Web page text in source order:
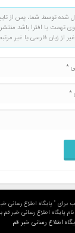
شده توسط شما، پس از
تهمت یا افترا باشد
از زبان فارسی یا غیر
برای " پایگاه اطلاع رسانی
پایگاه اطلاع رسانی خبر قم
اطلاع رسانی خبر قم